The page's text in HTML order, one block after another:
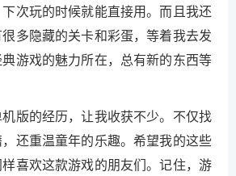
次玩的时候就能直接用。而且我还
多隐藏的关卡和彩蛋，等着我去发
游戏的魅力所在，总有新的东西等
版的经历，让我收获不少。不仅找
还重温童年的乐趣。希望我的这些
喜欢这款游戏的朋友们。记住，游